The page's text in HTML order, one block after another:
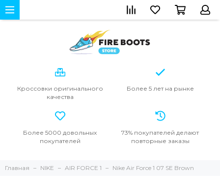
Кроссовки оригинального
качества
Более 5 летна рынке
Более 5000 довольных
покупателей
73% покупателей делают
повторные заказы
Главная NIKE AIR FORCE 1 Nike Air Force 1 07 SE Brown